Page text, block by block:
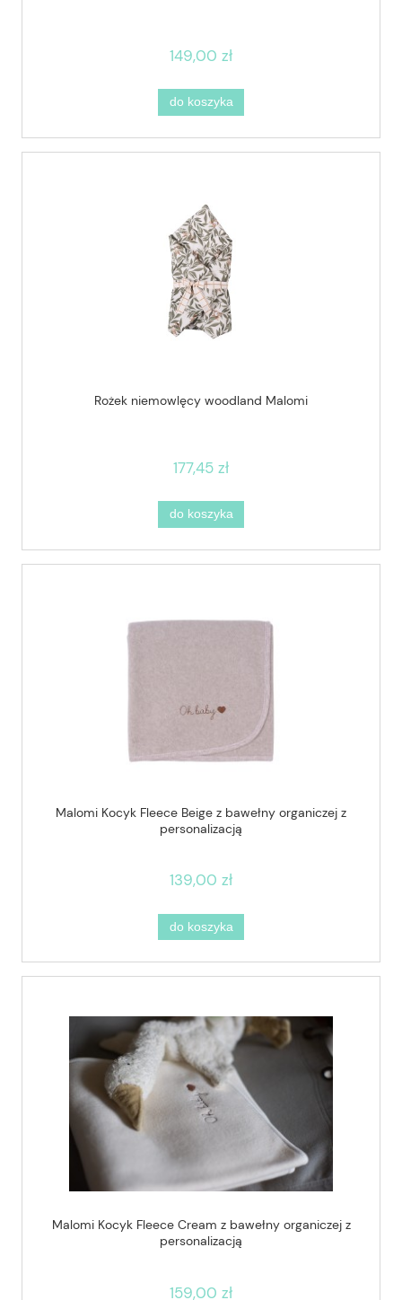
149,00 zł
do koszyka
Rożek niemowlęcy woodland Malomi
177,45 zł
do koszyka
Malomi Kocyk Fleece Beige z bawełny organiczej z
personalizacją
139,00 zł
do koszyka
Malomi Kocyk Fleece Cream z bawełny organiczej z
personalizacją
159,00 zł